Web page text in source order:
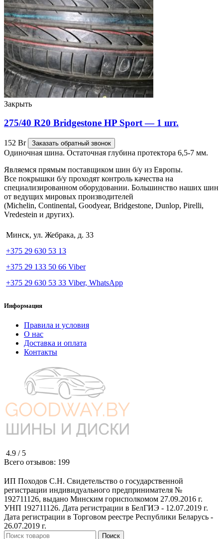
Закрыть
275/40 R20 Bridgestone HP Sport — 1 шт.
152 Br Заказать обратный звонок
Одиночная шина. Остаточная глубина протектора 6,5-7 мм.
Являемся прямым поставщиком шин б/у из Европы.
Все покрышки б/у проходят контроль качества на
специализированном оборудовании. Большинство наших шин
от ведущих мировых производителей
(Michelin, Continental, Goodyear, Bridgestone, Dunlop, Pirelli,
Vredestein и других).
Минск, ул. Жебрака, д. 33
+375 29 630 53 13
+375 29 133 50 66 Viber
+375 29 630 53 33 Viber, WhatsApp
Информация
Правила и условия
О нас
Доставка и оплата
Контакты
4.9 / 5
Всего отзывов: 199
ИП Походов С.Н. Свидетельство о государственной
регистрации индивидуального предпринимателя №
192711126, выдано Минским горисполкомом 27.09.2016 г.
УНП 192711126. Дата регистрации в БелГИЭ - 12.07.2019 г.
Дата регистрации в Торговом реестре Республики Беларусь -
26.07.2019 г.
Поиск